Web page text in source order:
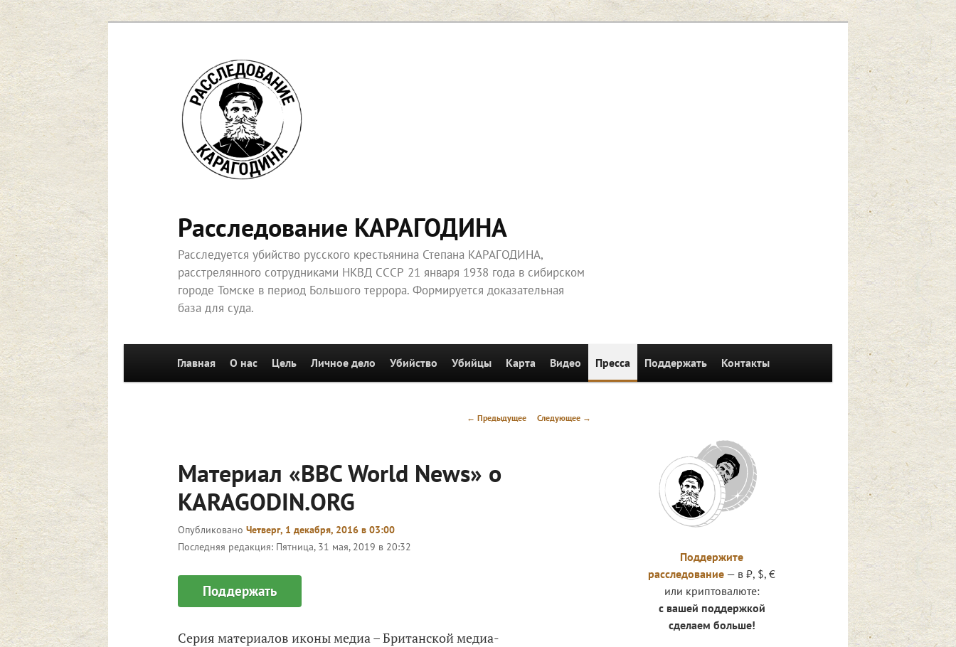
Перейти
к
основному
содержимому
Расследование КАРАГОДИНА
Расследуется убийство русского крестьянина Степана КАРАГОДИНА,
расстрелянного сотрудниками НКВД СССР 21 января 1938 года в сибирском
городе Томске в период Большого террора. Формируется доказательная
база для суда.
Перейти к основному содержимому
Главная О нас Цель Личное дело Убийство Убийцы Карта Видео Пресса Поддержать Контакты
Навигация
← Предыдущее Следующее →
Материал «BBC World News» о
KARAGODIN.ORG
Опубликовано Четверг, 1 декабря, 2016 в 03:00
Последняя редакция: Пятница, 31 мая, 2019 в 20:32
Поддержать
Серия материалов иконы медиа – Британской медиа-
Поддержите
расследование — в ₽, $, €
или криптовалюте:
с вашей поддержкой
сделаем больше!